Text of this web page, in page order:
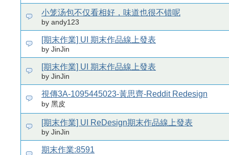
小笼汤包不仅看相好，味道也很不错呢
by andy123
[期末作業] UI 期末作品線上發表
by JinJin
[期末作業] UI 期末作品線上發表
by JinJin
視傳3A-1095445023-黃思齊-Reddit Redesign
by 黑皮
[期末作業] UI ReDesign期末作品線上發表
by JinJin
期末作業:8591